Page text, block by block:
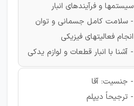
سیستمها و فرآیندهای انبار
- سلامت کامل جسمانی و توان
انجام فعالیتهای فیزیکی
- آشنا با انبار قطعات و لوازم یدکی
- جنسیت: آقا
- ترجیحاً دیپلم